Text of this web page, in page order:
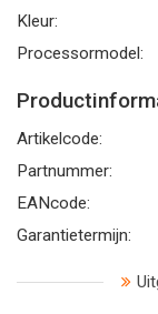
Kleur:
Processormodel:
Artikelcode:
Partnummer:
EANcode:
Garantietermijn: